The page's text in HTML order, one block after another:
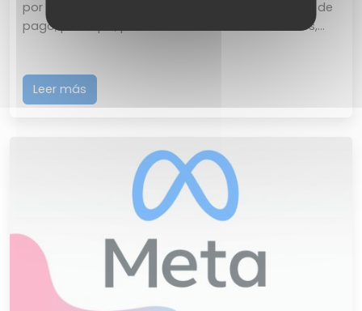
por Elon Musk, Twitter ha lanzado su nueva oferta de
pago, para que, por un coste de 8 dólares al mes,...
Leer más